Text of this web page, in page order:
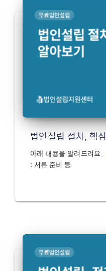
법인설립 절차, 핵
아래 내용을 알려드려요.
: 서류 준비 등